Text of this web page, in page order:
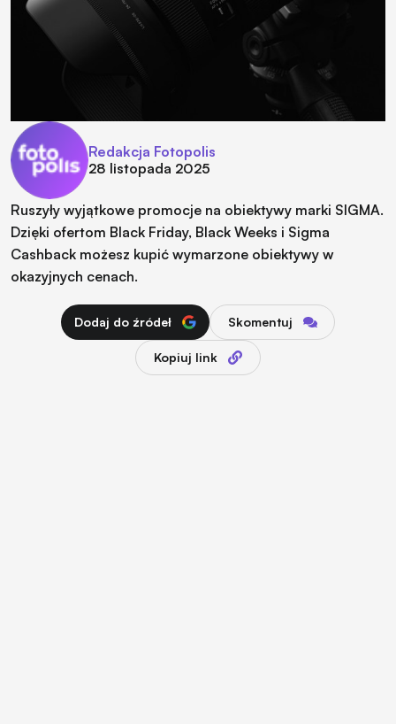
Redakcja Fotopolis
28 listopada 2025
Ruszyły wyjątkowe promocje na obiektywy marki SIGMA.
Dzięki ofertom Black Friday, Black Weeks i Sigma
Cashback możesz kupić wymarzone obiektywy w
okazyjnych cenach.
Dodaj do źródeł Skomentuj
Kopiuj link